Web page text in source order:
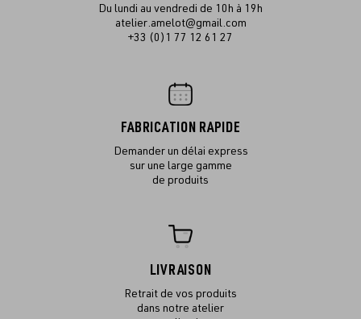
Du lundi au vendredi de 10h à 19h
atelier.amelot@gmail.com
+33 (0)1 77 12 61 27
FABRICATION RAPIDE
Demander un délai express
sur une large gamme
de produits
LIVRAISON
Retrait de vos produits
dans notre atelier